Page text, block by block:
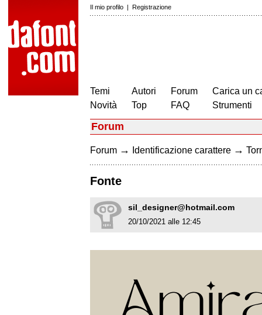
Il mio profilo | Registrazione
Temi
Novità
Autori
Top
Forum
FAQ
Carica un
Strumenti
Forum
Forum → Identificazione carattere →
Fonte
sil_designer@hotmail.com
20/10/2021 alle 12:45